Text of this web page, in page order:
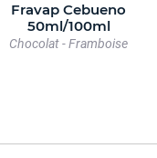
Fravap Cebueno
50ml/100ml
Chocolat - Framboise